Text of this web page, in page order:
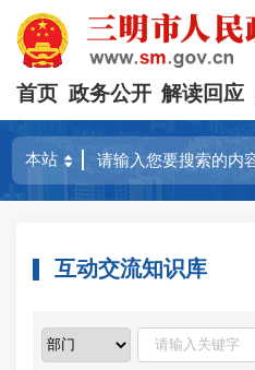
首页 政务公开 解读回应
互动交流知识库